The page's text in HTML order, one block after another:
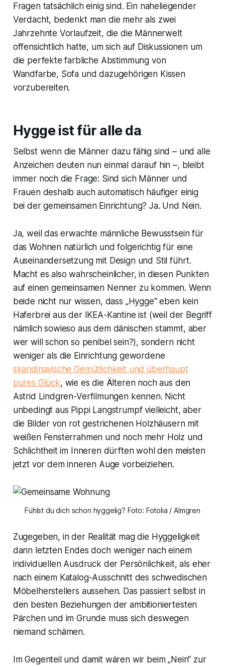
Fragen tatsächlich einig sind. Ein naheliegender
Verdacht, bedenkt man die mehr als zwei
Jahrzehnte Vorlaufzeit, die die Männerwelt
offensichtlich hatte, um sich auf Diskussionen um
die perfekte farbliche Abstimmung von
Wandfarbe, Sofa und dazugehörigen Kissen
vorzubereiten.
Hygge ist für alle da
Selbst wenn die Männer dazu fähig sind – und alle
Anzeichen deuten nun einmal darauf hin –, bleibt
immer noch die Frage: Sind sich Männer und
Frauen deshalb auch automatisch häufiger einig
bei der gemeinsamen Einrichtung? Ja. Und Nein.
Ja, weil das erwachte männliche Bewusstsein für
das Wohnen natürlich und folgerichtig für eine
Auseinandersetzung mit Design und Stil führt.
Macht es also wahrscheinlicher, in diesen Punkten
auf einen gemeinsamen Nenner zu kommen. Wenn
beide nicht nur wissen, dass „Hygge“ eben kein
Haferbrei aus der IKEA-Kantine ist (weil der Begriff
nämlich sowieso aus dem dänischen stammt, aber
wer will schon so penibel sein?), sondern nicht
weniger als die Einrichtung gewordene
skandinavische Gemütlichkeit und überhaupt
pures Glück, wie es die Älteren noch aus den
Astrid Lindgren-Verfilmungen kennen. Nicht
unbedingt aus Pippi Langstrumpf vielleicht, aber
die Bilder von rot gestrichenen Holzhäusern mit
weißen Fensterrahmen und noch mehr Holz und
Schlichtheit im Inneren dürften wohl den meisten
jetzt vor dem inneren Auge vorbeiziehen.
Fühlst du dich schon hyggelig? Foto: Fotolia / Almgren
Zugegeben, in der Realität mag die Hyggeligkeit
dann letzten Endes doch weniger nach einem
individuellen Ausdruck der Persönlichkeit, als eher
nach einem Katalog-Ausschnitt des schwedischen
Möbelherstellers aussehen. Das passiert selbst in
den besten Beziehungen der ambitioniertesten
Pärchen und im Grunde muss sich deswegen
niemand schämen.
Im Gegenteil und damit wären wir beim „Nein“ zur